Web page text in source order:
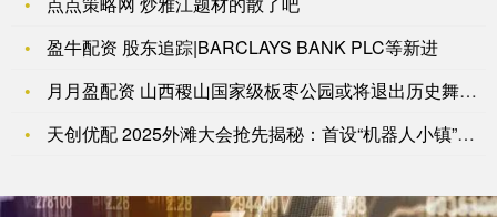
盈牛配资 股东追踪|BARCLAYS BANK PLC等新进
月月盈配资 山西稷山国家级板枣公园或将退出历史舞台_旅游_自
天创优配 2025外滩大会抢先揭秘：首设“机器人小镇”，宇树